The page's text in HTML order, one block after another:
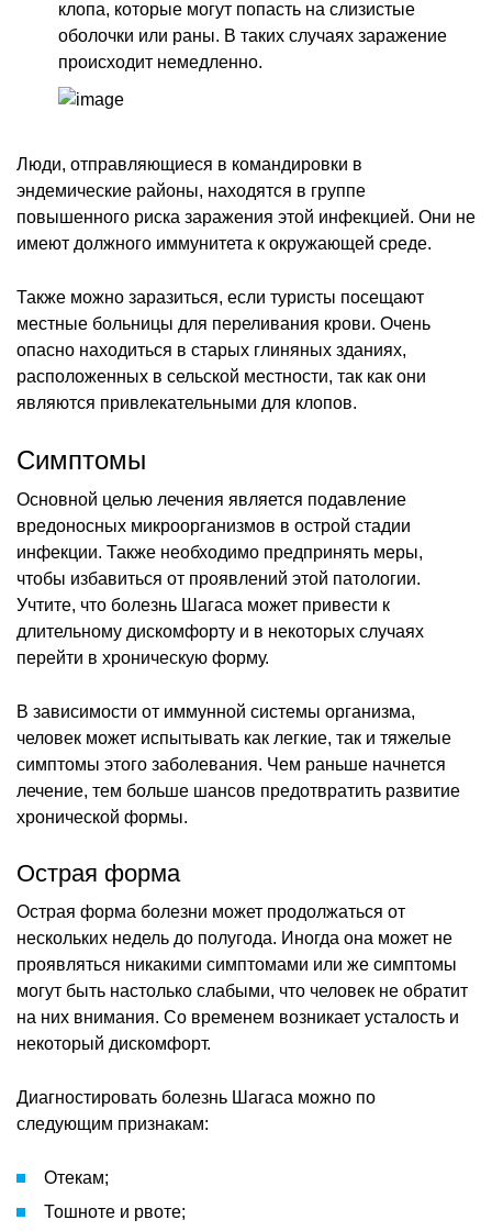
клопа, которые могут попасть на слизистые
оболочки или раны. В таких случаях заражение
происходит немедленно.
Люди, отправляющиеся в командировки в
эндемические районы, находятся в группе
повышенного риска заражения этой инфекцией. Они не
имеют должного иммунитета к окружающей среде.
Также можно заразиться, если туристы посещают
местные больницы для переливания крови. Очень
опасно находиться в старых глиняных зданиях,
расположенных в сельской местности, так как они
являются привлекательными для клопов.
Симптомы
Основной целью лечения является подавление
вредоносных микроорганизмов в острой стадии
инфекции. Также необходимо предпринять меры,
чтобы избавиться от проявлений этой патологии.
Учтите, что болезнь Шагаса может привести к
длительному дискомфорту и в некоторых случаях
перейти в хроническую форму.
В зависимости от иммунной системы организма,
человек может испытывать как легкие, так и тяжелые
симптомы этого заболевания. Чем раньше начнется
лечение, тем больше шансов предотвратить развитие
хронической формы.
Острая форма
Острая форма болезни может продолжаться от
нескольких недель до полугода. Иногда она может не
проявляться никакими симптомами или же симптомы
могут быть настолько слабыми, что человек не обратит
на них внимания. Со временем возникает усталость и
некоторый дискомфорт.
Диагностировать болезнь Шагаса можно по
следующим признакам:
Отекам;
Тошноте и рвоте;